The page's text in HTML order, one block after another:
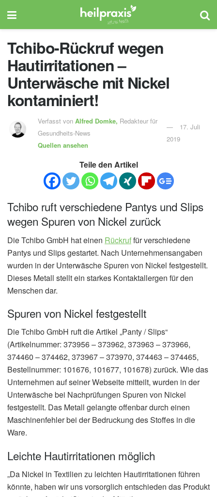
Tchibo-Rückruf wegen
Hautirritationen –
Unterwäsche mit Nickel
kontaminiert!
Verfasst vonAlfred Domke, Redakteur für
Gesundheits-News
Quellen ansehen
17. Juli
2019
Teile den Artikel
Tchibo ruft verschiedene Pantys und Slips
wegen Spuren von Nickel zurück
Die Tchibo GmbH hat einen Rückruffür verschiedene
Pantys und Slips gestartet. Nach Unternehmensangaben
wurden in der Unterwäsche Spuren von Nickel festgestellt.
Dieses Metall stellt ein starkes Kontaktallergen für den
Menschen dar.
Spuren von Nickel festgestellt
Die Tchibo GmbH ruft die Artikel „Panty / Slips“
(Artikelnummer: 373956 – 373962, 373963 – 373966,
374460 – 374462, 373967 – 373970, 374463 – 374465,
Bestellnummer: 101676, 101677, 101678) zurück. Wie das
Unternehmen auf seiner Webseite mitteilt, wurden in der
Unterwäsche bei Nachprüfungen Spuren von Nickel
festgestellt. Das Metall gelangte offenbar durch einen
Maschinenfehler bei der Bedruckung des Stoffes in die
Ware.
Leichte Hautirritationen möglich
„Da Nickel in Textilien zu leichten Hautirritationen führen
könnte, haben wir uns vorsorglich entschieden das Produkt